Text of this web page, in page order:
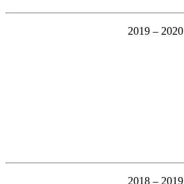
2019 – 2020
2018 – 2019